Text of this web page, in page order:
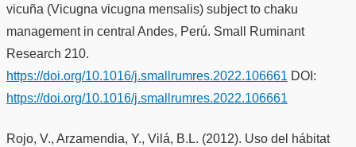
vicuña (Vicugna vicugna mensalis) subject to chaku
management in central Andes, Perú. Small Ruminant
Research 210.
https://doi.org/10.1016/j.smallrumres.2022.106661 DOI:
https://doi.org/10.1016/j.smallrumres.2022.106661
Rojo, V., Arzamendia, Y., Vilá, B.L. (2012). Uso del hábitat